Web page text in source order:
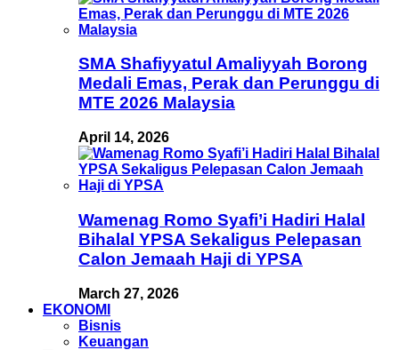
SMA Shafiyyatul Amaliyyah Borong
Medali Emas, Perak dan Perunggu di
MTE 2026 Malaysia
April 14, 2026
Wamenag Romo Syafi’i Hadiri Halal
Bihalal YPSA Sekaligus Pelepasan
Calon Jemaah Haji di YPSA
March 27, 2026
EKONOMI
Bisnis
Keuangan